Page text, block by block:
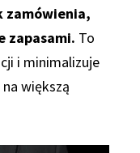
zamówienia,
zapasami. To
i minimalizuje
na większą